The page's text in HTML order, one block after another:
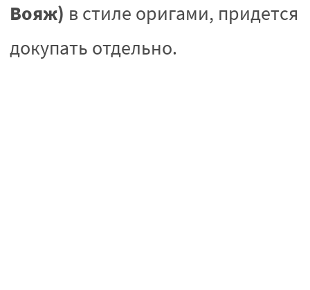
Вояж) в стиле оригами, придется
докупать отдельно.